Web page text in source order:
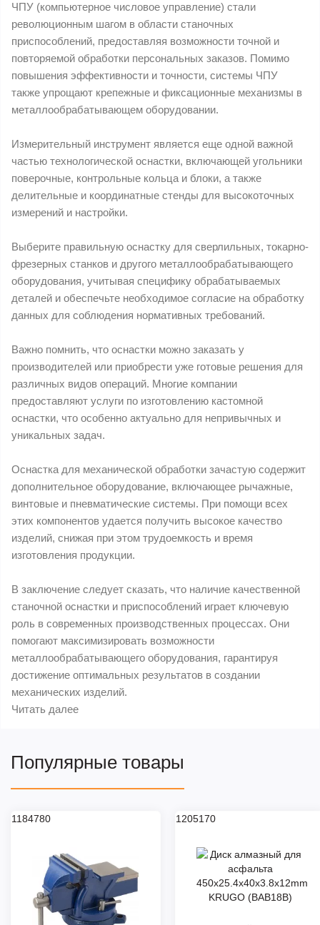
ЧПУ (компьютерное числовое управление) стали
революционным шагом в области станочных
приспособлений, предоставляя возможности точной и
повторяемой обработки персональных заказов. Помимо
повышения эффективности и точности, системы ЧПУ
также упрощают крепежные и фиксационные механизмы в
металлообрабатывающем оборудовании.
Измерительный инструмент является еще одной важной
частью технологической оснастки, включающей угольники
поверочные, контрольные кольца и блоки, а также
делительные и координатные стенды для высокоточных
измерений и настройки.
Выберите правильную оснастку для сверлильных, токарно-
фрезерных станков и другого металлообрабатывающего
оборудования, учитывая специфику обрабатываемых
деталей и обеспечьте необходимое согласие на обработку
данных для соблюдения нормативных требований.
Важно помнить, что оснастки можно заказать у
производителей или приобрести уже готовые решения для
различных видов операций. Многие компании
предоставляют услуги по изготовлению кастомной
оснастки, что особенно актуально для непривычных и
уникальных задач.
Оснастка для механической обработки зачастую содержит
дополнительное оборудование, включающее рычажные,
винтовые и пневматические системы. При помощи всех
этих компонентов удается получить высокое качество
изделий, снижая при этом трудоемкость и время
изготовления продукции.
В заключение следует сказать, что наличие качественной
станочной оснастки и приспособлений играет ключевую
роль в современных производственных процессах. Они
помогают максимизировать возможности
металлообрабатывающего оборудования, гарантируя
достижение оптимальных результатов в создании
механических изделий.
Читать далее
Популярные товары
1184780 1205170